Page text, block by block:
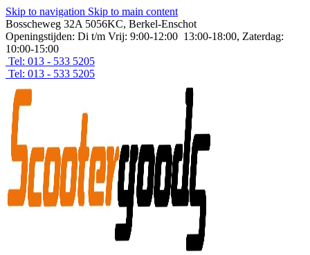
Skip to navigation Skip to main content
Bosscheweg 32A 5056KC, Berkel-Enschot
Openingstijden: Di t/m Vrij: 9:00-12:00 13:00-18:00, Zaterdag:
10:00-15:00
Tel: 013 - 533 5205
Tel: 013 - 533 5205